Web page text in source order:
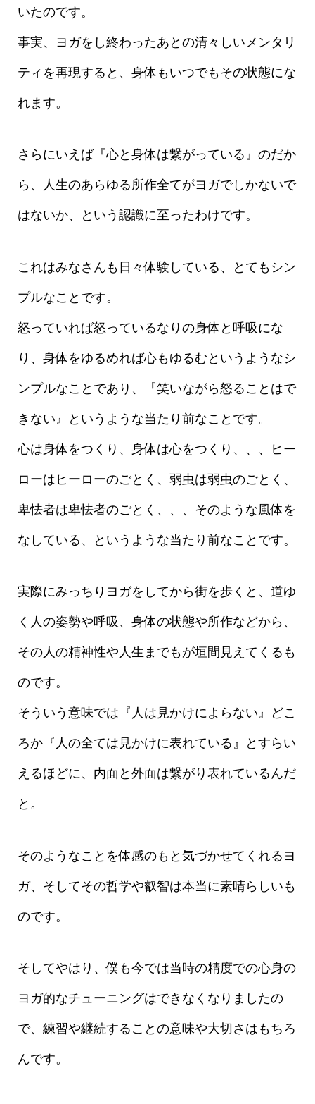
いたのです。
事実、ヨガをし終わったあとの清々しいメンタリ
ティを再現すると、身体もいつでもその状態にな
れます。
さらにいえば『心と身体は繋がっている』のだか
ら、人生のあらゆる所作全てがヨガでしかないで
はないか、という認識に至ったわけです。
これはみなさんも日々体験している、とてもシン
プルなことです。
怒っていれば怒っているなりの身体と呼吸にな
り、身体をゆるめれば心もゆるむというようなシ
ンプルなことであり、『笑いながら怒ることはで
きない』というような当たり前なことです。
心は身体をつくり、身体は心をつくり、、、ヒー
ローはヒーローのごとく、弱虫は弱虫のごとく、
卑怯者は卑怯者のごとく、、、そのような風体を
なしている、というような当たり前なことです。
実際にみっちりヨガをしてから街を歩くと、道ゆ
く人の姿勢や呼吸、身体の状態や所作などから、
その人の精神性や人生までもが垣間見えてくるも
のです。
そういう意味では『人は見かけによらない』どこ
ろか『人の全ては見かけに表れている』とすらい
えるほどに、内面と外面は繋がり表れているんだ
と。
そのようなことを体感のもと気づかせてくれるヨ
ガ、そしてその哲学や叡智は本当に素晴らしいも
のです。
そしてやはり、僕も今では当時の精度での心身の
ヨガ的なチューニングはできなくなりましたの
で、練習や継続することの意味や大切さはもちろ
んです。